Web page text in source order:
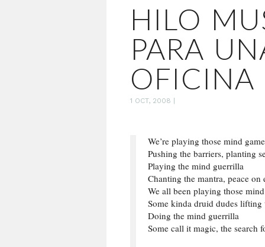
HILO
PARA
OFICINA
1 OCT, 2008 |
We’re playing those mind
Pushing the barriers, planting
Playing the mind guerrilla
Chanting the mantra, peace on
We all been playing those
Some kinda druid dudes lifting
Doing the mind guerrilla
Some call it magic, the search